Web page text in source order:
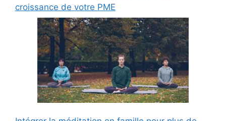
croissance de votre PME